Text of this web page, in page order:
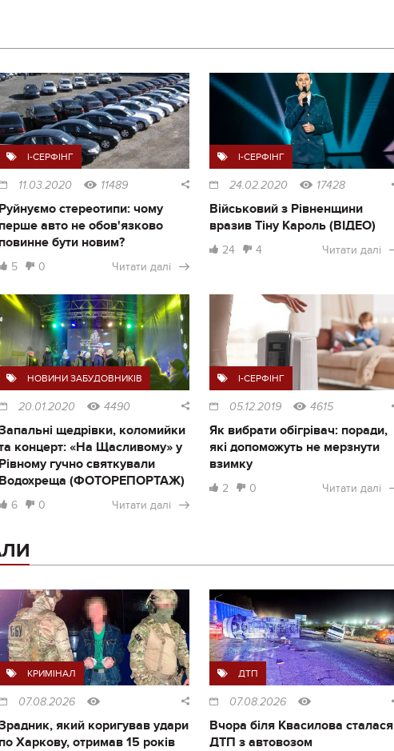
I-СЕРФІНГ
11.03.2020 11489
Руйнуємо стереотипи: чому
перше авто не обов'язково
повинне бути новим?
5 0 Читати далі
I-СЕРФІНГ
24.02.2020 17428
Військовий з Рівненщини
вразив Тіну Кароль (ВІДЕО)
24 4 Читати далі
НОВИНИ ЗАБУДОВНИКІВ
20.01.2020 4490
щедрівки, коломийки
концерт: «На Щасливому» у
Рівному гучно святкували
Водохреща (ФОТОРЕПОРТАЖ)
6 0 Читати далі
I-СЕРФІНГ
05.12.2019 4615
Як вибрати обігрівач: поради,
які допоможуть не мерзнути
взимку
2 0 Читати далі
КРИМІНАЛ
07.08.2026
який коригував удари
по Харкову, отримав 15 років
ДТП
07.08.2026
Вчора біля Квасилова сталася
ДТП з автовозом